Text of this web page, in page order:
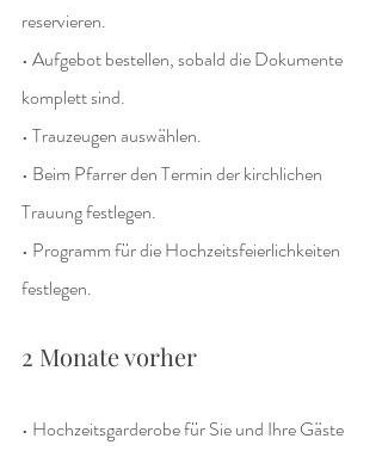
reservieren.
• Aufgebot bestellen, sobald die Dokumente
komplett sind.
• Trauzeugen auswählen.
• Beim Pfarrer den Termin der kirchlichen
Trauung festlegen.
• Programm für die Hochzeitsfeierlichkeiten
festlegen.
2 Monate vorher
• Hochzeitsgarderobe für Sie und Ihre Gäste